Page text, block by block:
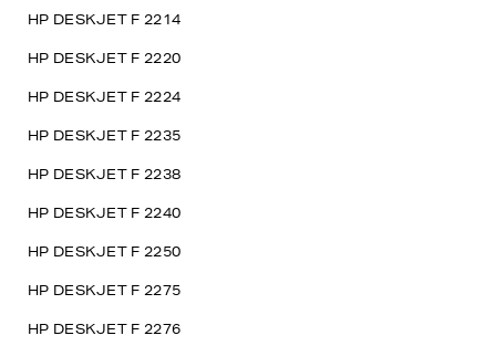
HP DESKJET F 2214
HP DESKJET F 2220
HP DESKJET F 2224
HP DESKJET F 2235
HP DESKJET F 2238
HP DESKJET F 2240
HP DESKJET F 2250
HP DESKJET F 2275
HP DESKJET F 2276